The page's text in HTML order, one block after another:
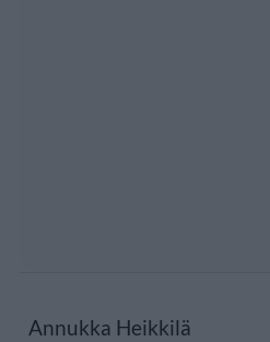
Annukka Heikkilä